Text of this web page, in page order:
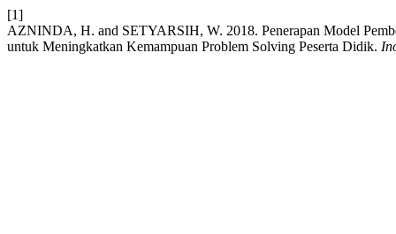
[1]
AZNINDA, H. and SETYARSIH, W. 2018. Penerapan Model
untuk Meningkatkan Kemampuan Problem Solving Peserta Didik.